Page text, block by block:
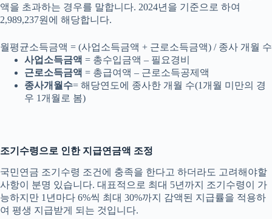
액을 초과하는 경우를 말합니다. 2024년을 기준으로 하여
2,989,237원에 해당합니다.
월평균소득금액 = (사업소득금액 + 근로소득금액) / 종사 개월 수
사업소득금액 = 총수입금액 – 필요경비
근로소득금액 = 총급여액 – 근로소득공제액
종사개월수= 해당연도에 종사한 개월 수(1개월 미만의 경
우 1개월로 봄)
조기수령으로 인한 지급연금액 조정
국민연금 조기수령 조건에 충족을 한다고 하더라도 고려해야할
사항이 분명 있습니다. 대표적으로 최대 5년까지 조기수령이 가
능하지만 1년마다 6%씩 최대 30%까지 감액된 지급률을 적용하
여 평생 지급받게 되는 것입니다.